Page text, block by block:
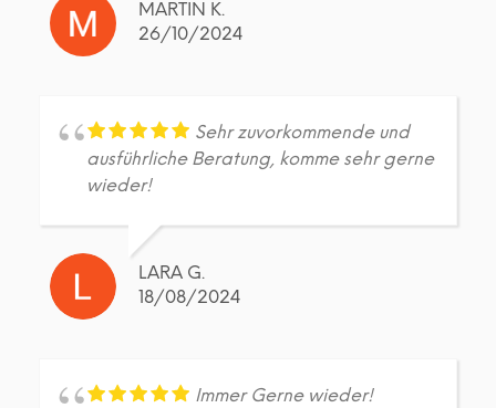
MARTIN K.
26/10/2024
Sehr zuvorkommende und
ausführliche Beratung, komme sehr gerne
wieder!
LARA G.
18/08/2024
Immer Gerne wieder!